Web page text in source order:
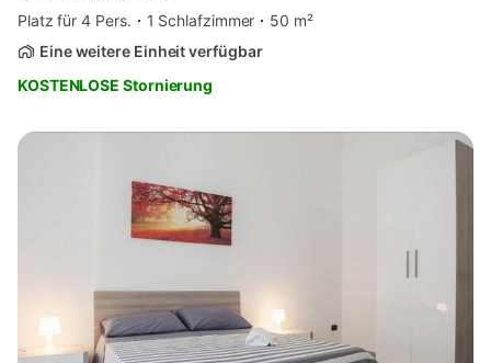
Platz für 4 Pers.
1 Schlafzimmer
50 m²
Eine weitere Einheit verfügbar
KOSTENLOSE Stornierung